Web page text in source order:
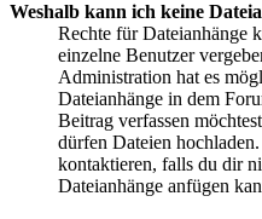
Weshalb kann ich keine
Rechte für Dateianhänge
einzelne Benutzer
Administration hat es
Dateianhänge in dem
Beitrag verfassen
dürfen Dateien
kontaktieren, falls du dir
Dateianhänge anfügen